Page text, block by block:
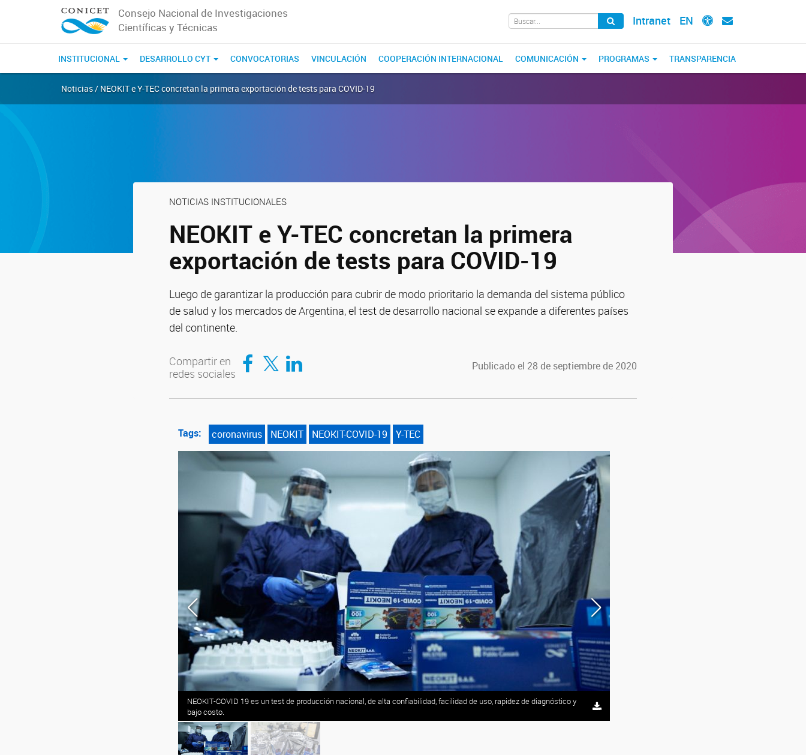
Consejo Nacional de Investigaciones
Científicas y Técnicas
Intranet EN
INSTITUCIONAL DESARROLLO CYT CONVOCATORIAS VINCULACIÓN COOPERACIÓN INTERNACIONAL COMUNICACIÓN PROGRAMAS TRANSPARENCIA
Noticias / NEOKIT e Y-TEC concretan la primera exportación de tests para COVID-19
NOTICIAS INSTITUCIONALES
NEOKIT e Y-TEC concretan la primera
exportación de tests para COVID-19
Luego de garantizar la producción para cubrir de modo prioritario la demanda del sistema público
de salud y los mercados de Argentina, el test de desarrollo nacional se expande a diferentes países
del continente.
Compartir en
redes sociales
Compartir en Facebook
Compartir en TwitterCompartir en LinkedIn Publicado el 28 de septiembre de 2020
Tags: coronavirus NEOKIT NEOKIT-COVID-19 Y-TEC
NEOKIT-COVID 19 es un test de producción nacional, de alta confiabilidad, facilidad de uso, rapidez de diagnóstico y
bajo costo.